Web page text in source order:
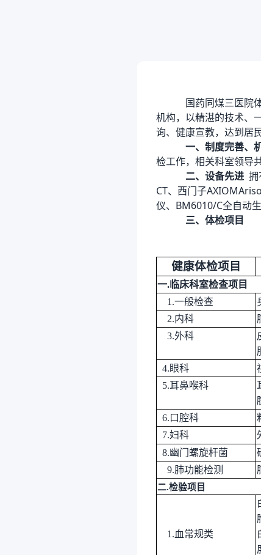
国药同煤三医院
机构，以精湛的技术、
询、健康宣教，达到居
一、制度完善、
检工作，相关科室领导
二、设备先进 拥
CT、西门子
仪、BM6010/C全自动
三、体检项目
健康体检项目
一.临床科室检查项目
1.一般检查
2.内科
3.外科
4.眼科
5.耳鼻喉科
6.口腔科
7.妇科
8.幽门螺旋杆菌
9.肺功能检测
二.检验项目
1.血常规类